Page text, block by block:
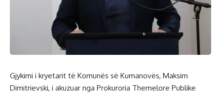
Gjykimi i kryetarit të Komunës së Kumanovës, Maksim
Dimitrievski, i akuzuar nga Prokuroria Themelore Publike